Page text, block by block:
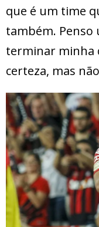
que é um time
também. Penso
terminar minha
certeza, mas